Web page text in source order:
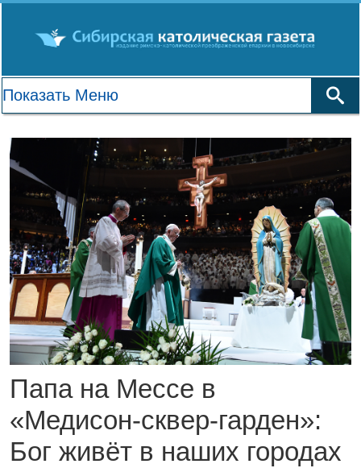
Папа на Мессе в
«Медисон-сквер-гарден»:
Бог живёт в наших городах